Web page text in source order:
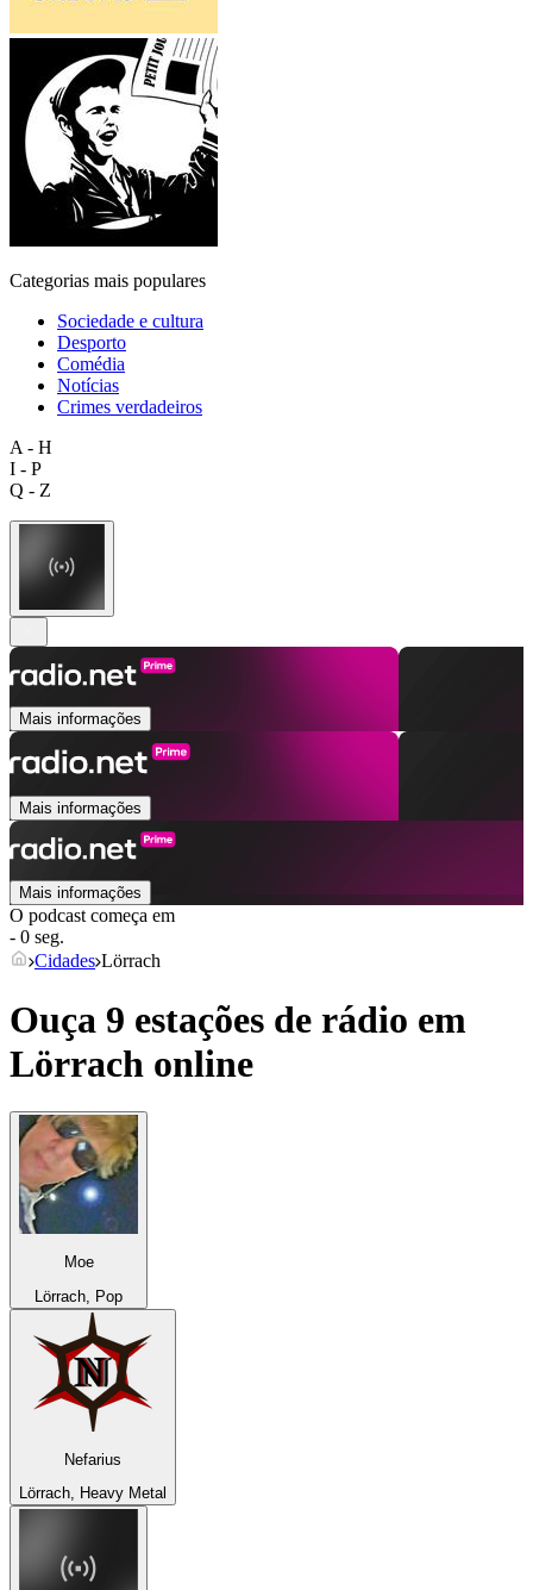
Categorias mais populares
Sociedade e cultura
Desporto
Comédia
Notícias
Crimes verdadeiros
A - H
I - P
Q - Z
Mais informações
Mais informações
Mais informações
O podcast começa em
- 0 seg.
Cidades Lörrach
Ouça 9 estações de rádio em
Lörrach online
Moe
Lörrach, Pop
Nefarius
Lörrach, Heavy Metal